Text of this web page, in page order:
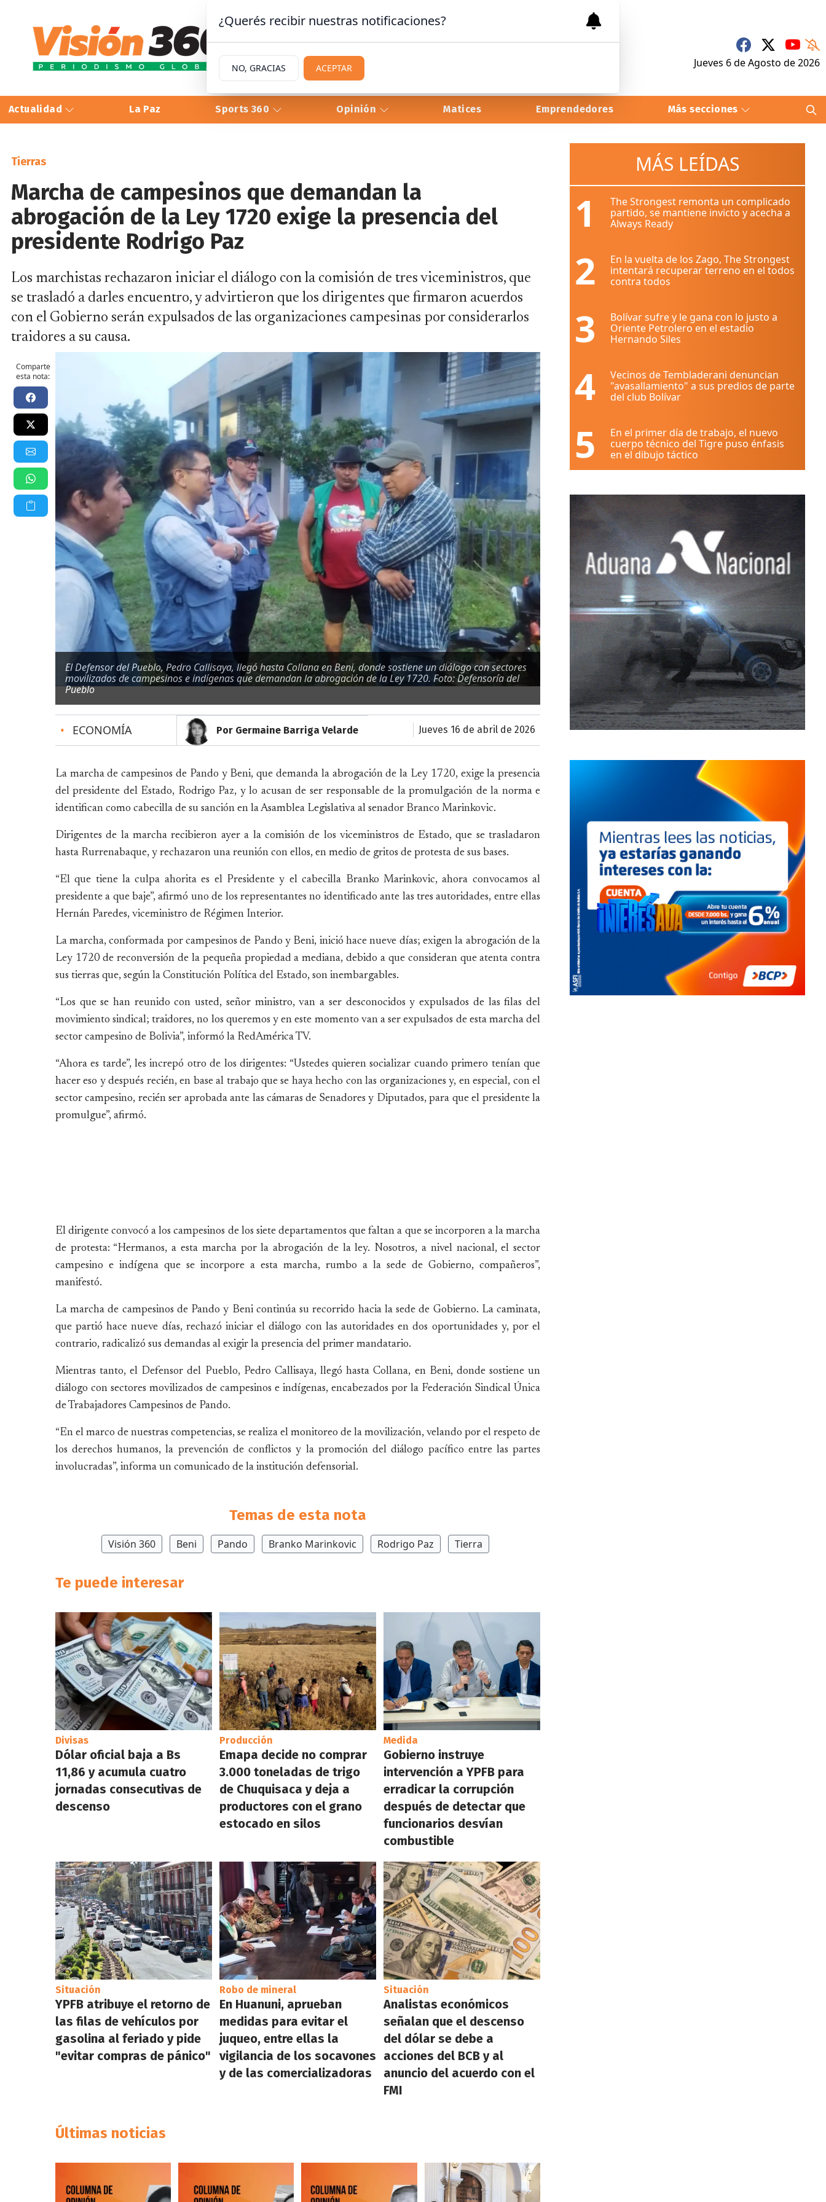
Jueves 6deAgosto de 2026
Actualidad La Paz Sports 360 Opinión Matices Emprendedores Más secciones
Tierras
Marcha de campesinos que demandan la
abrogación de la Ley 1720 exige la presencia del
presidente Rodrigo Paz
Los marchistas rechazaron iniciar el diálogo con la comisión de tres viceministros, que
se trasladó a darles encuentro, y advirtieron que los dirigentes que firmaron acuerdos
con el Gobierno serán expulsados de las organizaciones campesinas por considerarlos
traidores a su causa.
Comparte
esta nota:
El Defensor del Pueblo, Pedro Callisaya, llegó hasta Collana en Beni, donde sostiene un diálogo con sectores
movilizados de campesinos e indígenas que demandan la abrogación de la Ley 1720. Foto: Defensoría del
Pueblo
• ECONOMÍA Por Germaine Barriga Velarde jueves 16 de abril de 2026
La marcha de campesinos de Pando y Beni, que demanda la abrogación de la Ley 1720, exige la presencia
del presidente del Estado, Rodrigo Paz, y lo acusan de ser responsable de la promulgación de la norma e
identifican como cabecilla de su sanción en la Asamblea Legislativa al senador Branco Marinkovic.
Dirigentes de la marcha recibieron ayer a la comisión de los viceministros de Estado, que se trasladaron
hasta Rurrenabaque, y rechazaron una reunión con ellos, en medio de gritos de protesta de sus bases.
“El que tiene la culpa ahorita es el Presidente y el cabecilla Branko Marinkovic, ahora convocamos al
presidente a que baje”, afirmó uno de los representantes no identificado ante las tres autoridades, entre ellas
Hernán Paredes, viceministro de Régimen Interior.
La marcha, conformada por campesinos de Pando y Beni, inició hace nueve días; exigen la abrogación de la
Ley 1720 de reconversión de la pequeña propiedad a mediana, debido a que consideran que atenta contra
sus tierras que, según la Constitución Política del Estado, son inembargables.
“Los que se han reunido con usted, señor ministro, van a ser desconocidos y expulsados de las filas del
movimiento sindical; traidores, no los queremos y en este momento van a ser expulsados de esta marcha del
sector campesino de Bolivia”, informó la RedAmérica TV.
“Ahora es tarde”, les increpó otro de los dirigentes: “Ustedes quieren socializar cuando primero tenían que
hacer eso y después recién, en base al trabajo que se haya hecho con las organizaciones y, en especial, con el
sector campesino, recién ser aprobada ante las cámaras de Senadores y Diputados, para que el presidente la
promulgue”, afirmó.
El dirigente convocó a los campesinos de los siete departamentos que faltan a que se incorporen a la marcha
de protesta: “Hermanos, a esta marcha por la abrogación de la ley. Nosotros, a nivel nacional, el sector
campesino e indígena que se incorpore a esta marcha, rumbo a la sede de Gobierno, compañeros”,
manifestó.
La marcha de campesinos de Pando y Beni continúa su recorrido hacia la sede de Gobierno. La caminata,
que partió hace nueve días, rechazó iniciar el diálogo con las autoridades en dos oportunidades y, por el
contrario, radicalizó sus demandas al exigir la presencia del primer mandatario.
Mientras tanto, el Defensor del Pueblo, Pedro Callisaya, llegó hasta Collana, en Beni, donde sostiene un
diálogo con sectores movilizados de campesinos e indígenas, encabezados por la Federación Sindical Única
de Trabajadores Campesinos de Pando.
“En el marco de nuestras competencias, se realiza el monitoreo de la movilización, velando por el respeto de
los derechos humanos, la prevención de conflictos y la promoción del diálogo pacífico entre las partes
involucradas”, informa un comunicado de la institución defensorial.
Temas de esta nota
Visión 360 Beni Pando Branko Marinkovic Rodrigo Paz Tierra
Te puede interesar
Divisas
Dólar oficial baja a Bs
11,86 y acumula cuatro
jornadas consecutivas de
descenso
Producción
Emapa decide no comprar
3.000 toneladas de trigo
de Chuquisaca y deja a
productores con el grano
estocado en silos
Medida
Gobierno instruye
intervención a YPFB para
erradicar la corrupción
después de detectar que
funcionarios desvían
combustible
Situación
YPFB atribuye el retorno de
las filas de vehículos por
gasolina al feriado y pide
"evitar compras de pánico"
Robo de mineral
En Huanuni, aprueban
medidas para evitar el
juqueo, entre ellas la
vigilancia de los socavones
y de las comercializadoras
Situación
Analistas económicos
señalan que el descenso
del dólar se debe a
acciones del BCB y al
anuncio del acuerdo con el
FMI
Últimas noticias
MÁS LEÍDAS
1
The Strongest remonta un complicado
partido, se mantiene invicto y acecha a
Always Ready
2
En la vuelta de los Zago, The Strongest
intentará recuperar terreno en el todos
contra todos
3
Bolívar sufre y le gana con lo justo a
Oriente Petrolero en el estadio
Hernando Siles
4
Vecinos de Tembladerani denuncian
"avasallamiento" a sus predios de parte
del club Bolívar
5
En el primer día de trabajo, el nuevo
cuerpo técnico del Tigre puso énfasis
en el dibujo táctico
¿Querés recibir nuestras notificaciones?
NO, GRACIAS ACEPTAR